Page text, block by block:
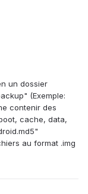
un dossier
(Exemple:
contenir des
cache, data,
au format .img